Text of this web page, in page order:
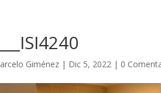
Giménez | Dic 5, 2022 | 0